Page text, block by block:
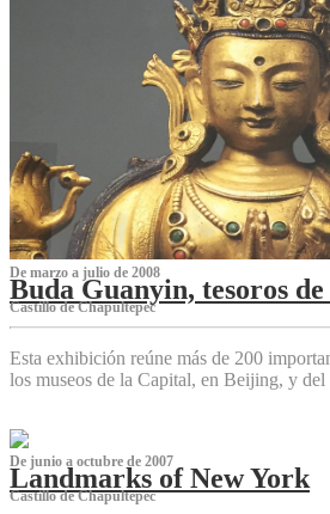
De marzo a julio de 2008
Buda Guanyin, tesoros
Castillo de Chapultepec
Esta exhibición reúne más de 200
los museos de la Capital, en Beijing, y
De junio a octubre de 2007
Landmarks of New York
Castillo de Chapultepec